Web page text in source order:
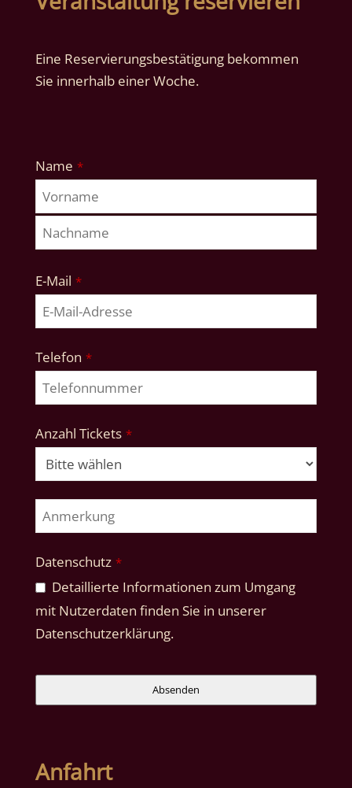
Eine Reservierungsbestätigung bekommen
Sie innerhalb einer Woche.
Website
Name *
E-Mail *
Telefon *
Anzahl Tickets *
Datenschutz *
Detaillierte Informationen zum Umgang
mit Nutzerdaten finden Sie in unserer
Datenschutzerklärung.
Absenden
Anfahrt